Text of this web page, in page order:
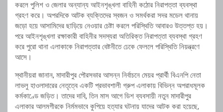
করলে পুলিশ ও জেলার অন্যান্য আইনশৃঙ্খলা বাহিনী কঠোর নিরাপত্তা ব্যবস্থা
গ্রহণ করে। অপরদিকে আটক ব্যক্তিদের স্বজন ও সমর্থকরা সদর মডেল থানায়
জড়ো হয়ে আসামিদের ছাড়িয়ে নেওয়ার চেষ্টা করলে পরিস্থিতি আবারও উত্তপ্ত হয়।
পরে আইনশৃঙ্খলা রক্ষাকারী বাহিনীর সদস্যরা অতিরিক্ত নিরাপত্তা ব্যবস্থা গ্রহণ
করে পুরো থানা এলাকাকে নিরাপত্তার বেষ্টনীতে ঢেকে ফেললে পরিস্থিতি নিয়ন্ত্রণে
আসে।
স্থানীয়রা জানান, মাদারীপুর পৌরসভার আসন্ন নির্বাচনে মেয়র প্রার্থী বিএনপি নেতা
লাভলু হাওলাদারের নেতৃত্বে একটি প্রভাবশালী গ্রুপ এলাকায় বিভিন্ন অপরাধমূলক
কর্মকাণ্ডে জড়িত। তাদের দাবি, তিন মাস আগে ডিশ ব্যবসায়ী নতুন মাদারীপুর
এলাকার আলমগীরকে নির্মমভাবে কুপিয়ে হত্যার ঘটনায় যাদের আটক করা হয়েছে,